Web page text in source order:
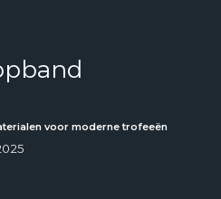
voor moderne trofeeën